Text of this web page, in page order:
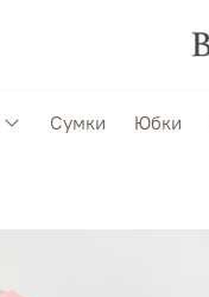
Сумки Юбки